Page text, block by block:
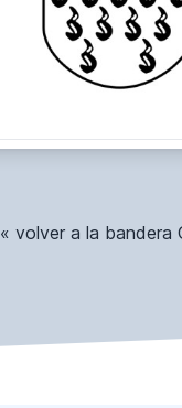
« volver a la bandera